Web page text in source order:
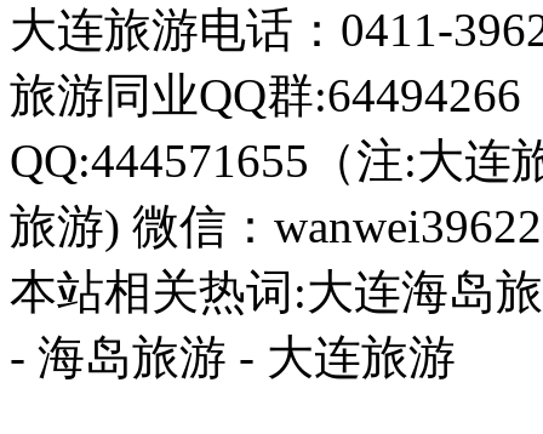
大连旅游电话：0411-
旅游同业QQ群:64494266
QQ:444571655（注:大连
旅游) 微信：
本站相关热词:大连海岛
- 海岛旅游 - 大连旅游